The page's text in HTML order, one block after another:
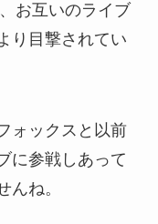
お互いのライブ
り目撃されてい
ォックスと以前
に参戦しあって
んね。